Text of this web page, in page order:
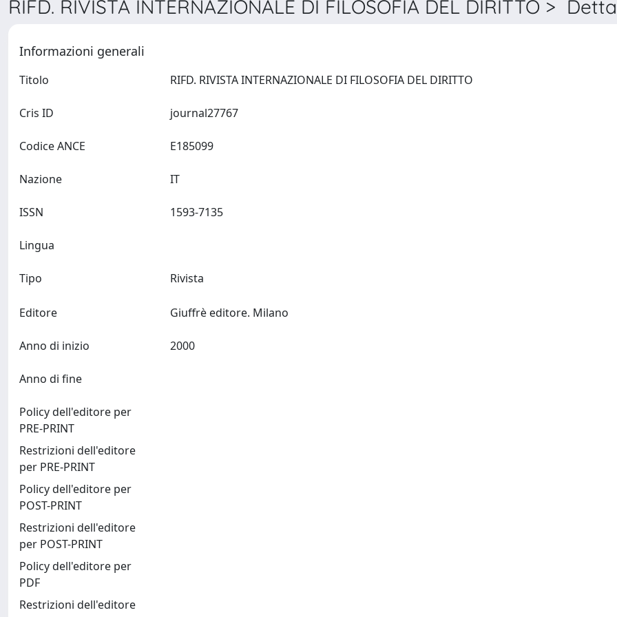
RIFD. RIVISTA INTERNAZIONALE DI FILOSOFIA DEL DIRITTO >
Informazioni generali
Titolo
Cris ID
Codice ANCE
Nazione
ISSN
Lingua
Tipo Rivista
Editore
Anno di inizio
Anno di fine
Policy dell'editore per
PRE-PRINT
Restrizioni dell'editore
per PRE-PRINT
Policy dell'editore per
POST-PRINT
Restrizioni dell'editore
per POST-PRINT
Policy dell'editore per
PDF
Restrizioni dell'editore